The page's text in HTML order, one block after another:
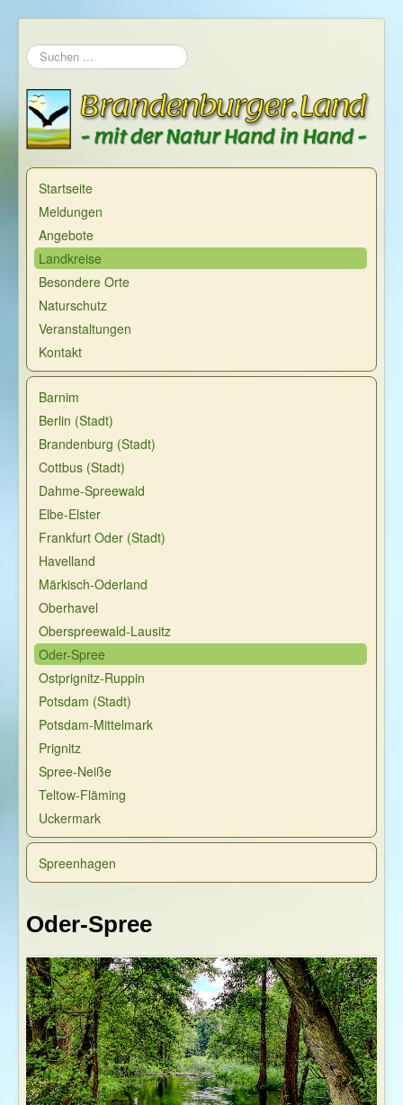
Suchen
...
Startseite
Meldungen
Angebote
Landkreise
Besondere Orte
Naturschutz
Veranstaltungen
Kontakt
Barnim
Berlin (Stadt)
Brandenburg (Stadt)
Cottbus (Stadt)
Dahme-Spreewald
Elbe-Elster
Frankfurt Oder (Stadt)
Havelland
Märkisch-Oderland
Oberhavel
Oberspreewald-Lausitz
Oder-Spree
Ostprignitz-Ruppin
Potsdam (Stadt)
Potsdam-Mittelmark
Prignitz
Spree-Neiße
Teltow-Fläming
Uckermark
Spreenhagen
Oder-Spree